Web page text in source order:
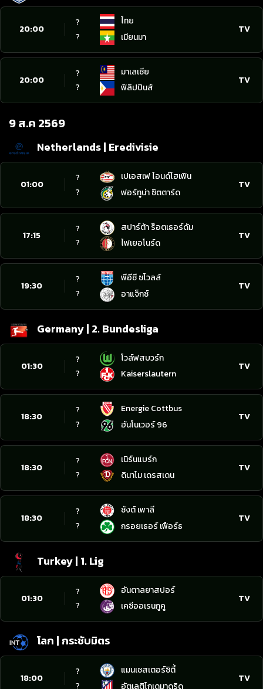
20:00
?
?
ไทย
เมียนมา
TV
20:00
?
?
มาเลเซีย
ฟิลิปปินส์
TV
9 ส.ค 2569
Netherlands | Eredivisie
01:00
?
?
เปเอสเฟ ไอนด์โฮเฟิน
ฟอร์ทูน่า ซิตตาร์ด
TV
17:15
?
?
สปาร์ต้า ร็อตเธอร์ดัม
ไฟเยอโนร์ด
TV
19:30
?
?
พีอีซี ซโวลล์
อาแจ็กซ์
TV
Germany | 2. Bundesliga
01:30
?
?
โวล์ฟสบวร์ก
Kaiserslautern
TV
18:30
?
?
Energie Cottbus
ฮันโนเวอร์ 96
TV
18:30
?
?
เนิร์นแบร์ก
ดินาโม เดรสเดน
TV
18:30
?
?
ซังต์ เพาลี
กรอยเธอร์ เฟือร์ธ
TV
Turkey | 1. Lig
01:30
?
?
อันตาลยาสปอร์
เคซีออเรนกูคู
TV
โลก | กระชับมิตร
18:00
?
?
แมนเชสเตอร์ซิตี้
อัตเลติโกเดมาดริด
TV